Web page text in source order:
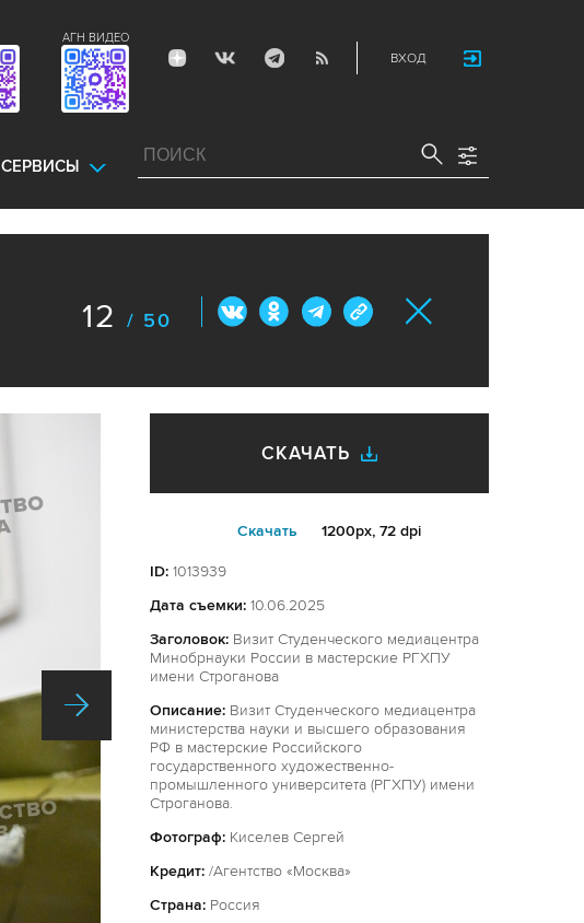
ВХОД
АГН ВИДЕО
СЕРВИСЫ
12 / 50
СКАЧАТЬ
Cкачать 1200px, 72 dpi
ID: 1013939
Дата съемки: 10.06.2025
Заголовок: Визит Студенческого медиацентра
Минобрнауки России в мастерские РГХПУ
имени Строганова
Описание: Визит Студенческого медиацентра
министерства науки и высшего образования
РФ в мастерские Российского
государственного художественно-
промышленного университета (РГХПУ) имени
Строганова.
Фотограф: Киселев Сергей
Кредит: /Агентство «Москва»
Страна: Россия